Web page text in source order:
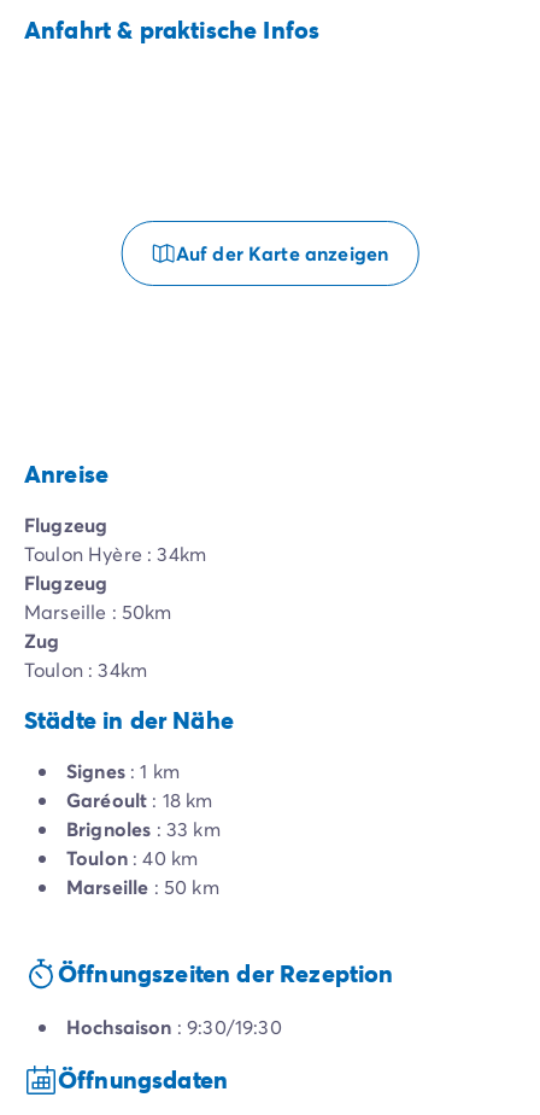
Anfahrt & praktische Infos
Auf der Karte anzeigen
Anreise
Flugzeug
Toulon Hyère : 34km
Flugzeug
Marseille : 50km
Zug
Toulon : 34km
Städte in der Nähe
Signes: 1 km
Garéoult : 18 km
Brignoles : 33 km
Toulon: 40 km
Marseille : 50 km
Öffnungszeiten der Rezeption
Hochsaison : 9:30/19:30
Öffnungsdaten